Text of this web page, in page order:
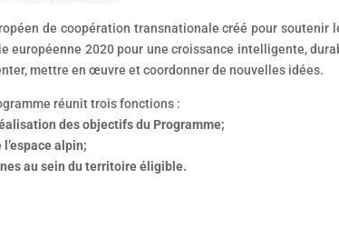
de coopération transnationale créé pour soutenir
2020 pour une croissance intelligente,
mettre en œuvre et coordonner de nouvelles idées.
réunit trois fonctions :
des objectifs du Programme;
alpin;
au sein du territoire éligible.